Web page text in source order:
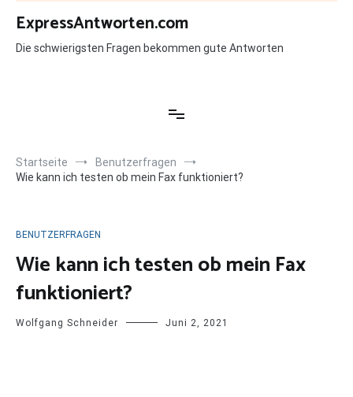
Zum
Inhalt
springen
ExpressAntworten.com
Die schwierigsten Fragen bekommen gute Antworten
Startseite
Benutzerfragen
Wie kann ich testen ob mein Fax funktioniert?
BENUTZERFRAGEN
Wie kann ich testen ob mein Fax
funktioniert?
Wolfgang Schneider Juni 2, 2021